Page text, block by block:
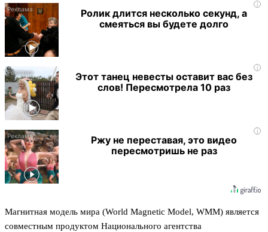
i
Ролик длится несколько секунд, а
смеяться вы будете долго
i
Этот танец невесты оставит вас без
слов! Пересмотрела 10 раз
i
Ржу не переставая, это видео
пересмотришь не раз
Магнитная модель мира (World Magnetic Model, WMM) является
совместным продуктом Национального агентства